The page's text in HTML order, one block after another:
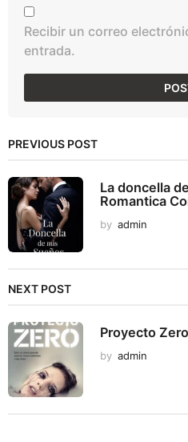
Recibir un correo
entrada.
PREVIOUS POST
La doncella
Romantica
by admin
NEXT POST
Proyecto Zero
by admin